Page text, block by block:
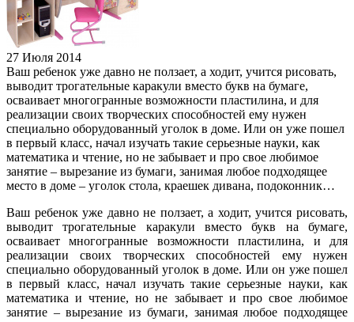
27 Июля 2014
Ваш ребенок уже давно не ползает, а ходит, учится рисовать,
выводит трогательные каракули вместо букв на бумаге,
осваивает многогранные возможности пластилина, и для
реализации своих творческих способностей ему нужен
специально оборудованный уголок в доме. Или он уже пошел
в первый класс, начал изучать такие серьезные науки, как
математика и чтение, но не забывает и про свое любимое
занятие – вырезание из бумаги, занимая любое подходящее
место в доме – уголок стола, краешек дивана, подоконник…
Ваш ребенок уже давно не ползает, а ходит, учится рисовать,
выводит трогательные каракули вместо букв на бумаге,
осваивает многогранные возможности пластилина, и для
реализации своих творческих способностей ему нужен
специально оборудованный уголок в доме. Или он уже пошел
в первый класс, начал изучать такие серьезные науки, как
математика и чтение, но не забывает и про свое любимое
занятие – вырезание из бумаги, занимая любое подходящее